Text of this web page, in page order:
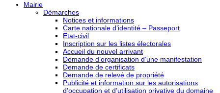
Mairie
Démarches
Notices et informations
Carte nationale d’identité – Passeport
Etat-civil
Inscription sur les listes électorales
Accueil du nouvel arrivant
Demande d’organisation d’une manifestation
Demande de certificats
Demande de relevé de propriété
Publicité et information sur les autorisations
d’occupation et d’utilisation privative du domaine